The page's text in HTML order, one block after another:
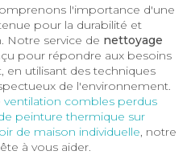
l'importance d'une
pour la durabilité et
Notre service de nettoyage
pour répondre aux besoins
en utilisant des techniques
de l'environnement.
ventilation combles perdus
peinture thermique sur
de maison individuelle, notre
à vous aider.